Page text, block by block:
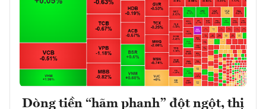
Dòng tiền “hãm phanh” đột ngột, thị